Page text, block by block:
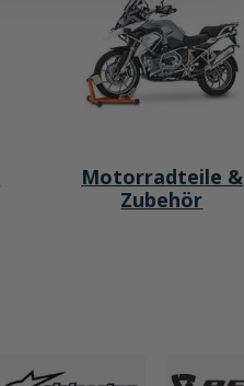
Motorradteile &
Zubehör